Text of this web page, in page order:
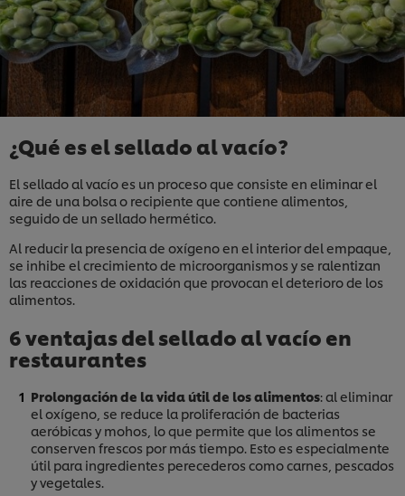
¿Qué es el sellado al vacío?
El sellado al vacío es un proceso que consiste en eliminar el
aire de una bolsa o recipiente que contiene alimentos,
seguido de un sellado hermético.
Al reducir la presencia de oxígeno en el interior del empaque,
se inhibe el crecimiento de microorganismos y se ralentizan
las reacciones de oxidación que provocan el deterioro de los
alimentos.
6 ventajas del sellado al vacío en
restaurantes
Prolongación de la vida útil de los alimentos: al eliminar
el oxígeno, se reduce la proliferación de bacterias
aeróbicas y mohos, lo que permite que los alimentos se
conserven frescos por más tiempo. Esto es especialmente
útil para ingredientes perecederos como carnes, pescados
y vegetales.